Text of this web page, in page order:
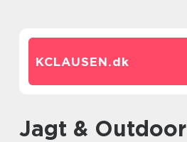
KCLAUSEN.dk
Jagt & Outdoor